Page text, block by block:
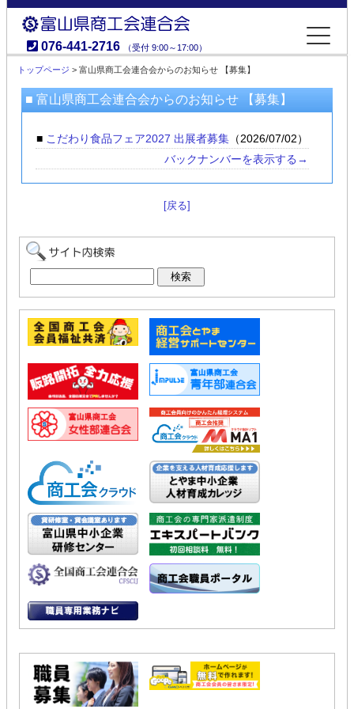
富山県商工会連合会
076-441-2716 （受付 9:00～17:00）
トップページ > 富山県商工会連合会からのお知らせ 【募集】
■ 富山県商工会連合会からのお知らせ 【募集】
■ こだわり食品フェア2027 出展者募集（2026/07/02）
バックナンバーを表示する→
[戻る]